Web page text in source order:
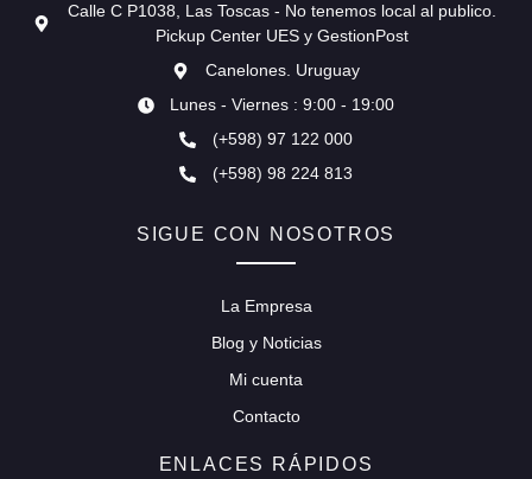
Calle C P1038, Las Toscas - No tenemos local al publico.
Pickup Center UES y GestionPost
Canelones. Uruguay
Lunes - Viernes : 9:00 - 19:00
(+598) 97 122 000
(+598) 98 224 813
SIGUE CON NOSOTROS
La Empresa
Blog y Noticias
Mi cuenta
Contacto
ENLACES RÁPIDOS